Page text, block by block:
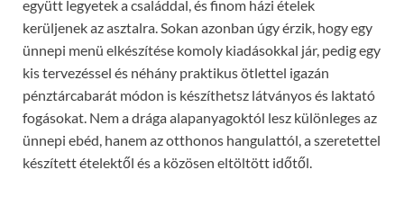
együtt legyetek a családdal, és finom házi ételek
kerüljenek az asztalra. Sokan azonban úgy érzik, hogy egy
ünnepi menü elkészítése komoly kiadásokkal jár, pedig egy
kis tervezéssel és néhány praktikus ötlettel igazán
pénztárcabarát módon is készíthetsz látványos és laktató
fogásokat. Nem a drága alapanyagoktól lesz különleges az
ünnepi ebéd, hanem az otthonos hangulattól, a szeretettel
készített ételektől és a közösen eltöltött időtől.